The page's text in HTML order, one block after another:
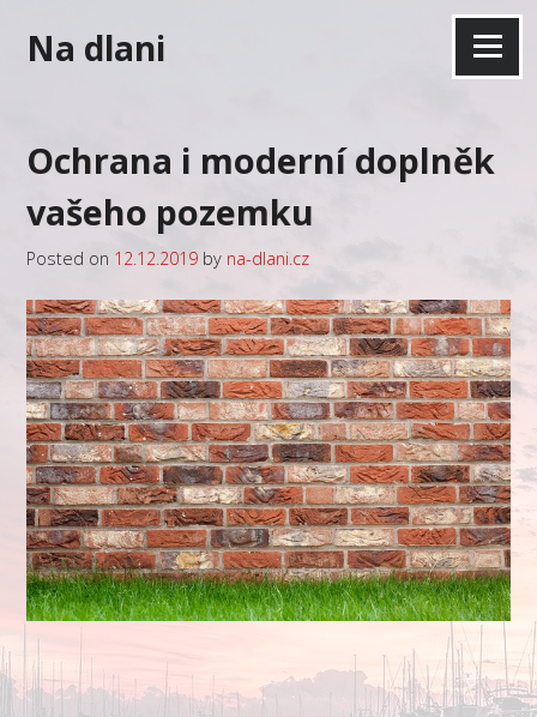
Na dlani Menu
Ochrana i moderní doplněk
vašeho pozemku
Posted on 12.12.2019 by na-dlani.cz